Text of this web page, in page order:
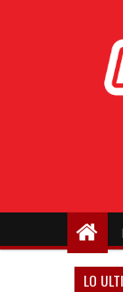
LO
San Martín (SJ)